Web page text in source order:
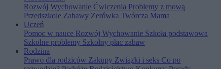
Rozwój Wychowanie Ćwiczenia Problemy z mową
Przedszkole Zabawy Zerówka Twórcza Mama
Uczeń
Pomoc w nauce Rozwój Wychowanie Szkoła podstawowa
Szkolne problemy Szkolny plac zabaw
Rodzina
Prawo dla rodziców Zakupy Związki i seks Co po